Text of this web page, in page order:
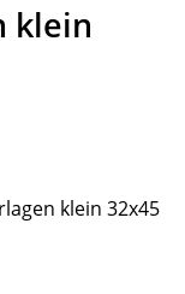
klein